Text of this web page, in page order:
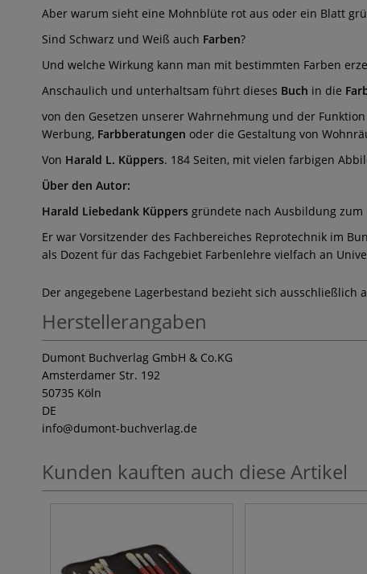
Aber warum sieht eine Mohnblüte rot aus oder ein Blatt
Sind Schwarz und Weiß auch Farben?
Und welche Wirkung kann man mit bestimmten Farben
Anschaulich und unterhaltsam führt dieses Buch in die
von den Gesetzen unserer Wahrnehmung und der
Werbung, Farbberatungen oder die Gestaltung von
Von Harald L. Küppers. 184 Seiten, mit vielen farbigen
Über den Autor:
Harald Liebedank Küppers gründete nach Ausbildung
Er war Vorsitzender des Fachbereiches Reprotechnik im
als Dozent für das Fachgebiet Farbenlehre vielfach an
Der angegebene Lagerbestand bezieht sich
Herstellerangaben
Dumont Buchverlag GmbH & Co.KG
Amsterdamer Str. 192
50735 Köln
DE
info@dumont-buchverlag.de
Kunden kauften auch diese Artikel